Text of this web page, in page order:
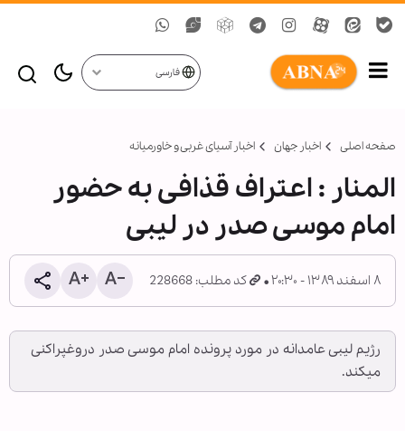
فارسی
صفحه اصلی اخبار جهان اخبار آسیای غربی و خاورمیانه
المنار : اعتراف قذافی به حضور
امام موسی صدر در لیبی
۸ اسفند ۱۳۸۹ - ۲۰:۳۰ کد مطلب: 228668
رژیم لیبی عامدانه در مورد پرونده امام موسی صدر دروغ‏پراکنی
می‏کند.